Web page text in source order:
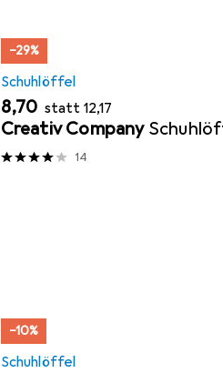
−29%
Schuhlöffel
EUR
8,70 statt EUR
12,17
Creativ Company
14
−10%
Schuhlöffel